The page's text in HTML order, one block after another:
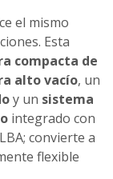
el mismo
Esta
compacta de
alto vacío, un
y un sistema
integrado con
convierte a
flexible